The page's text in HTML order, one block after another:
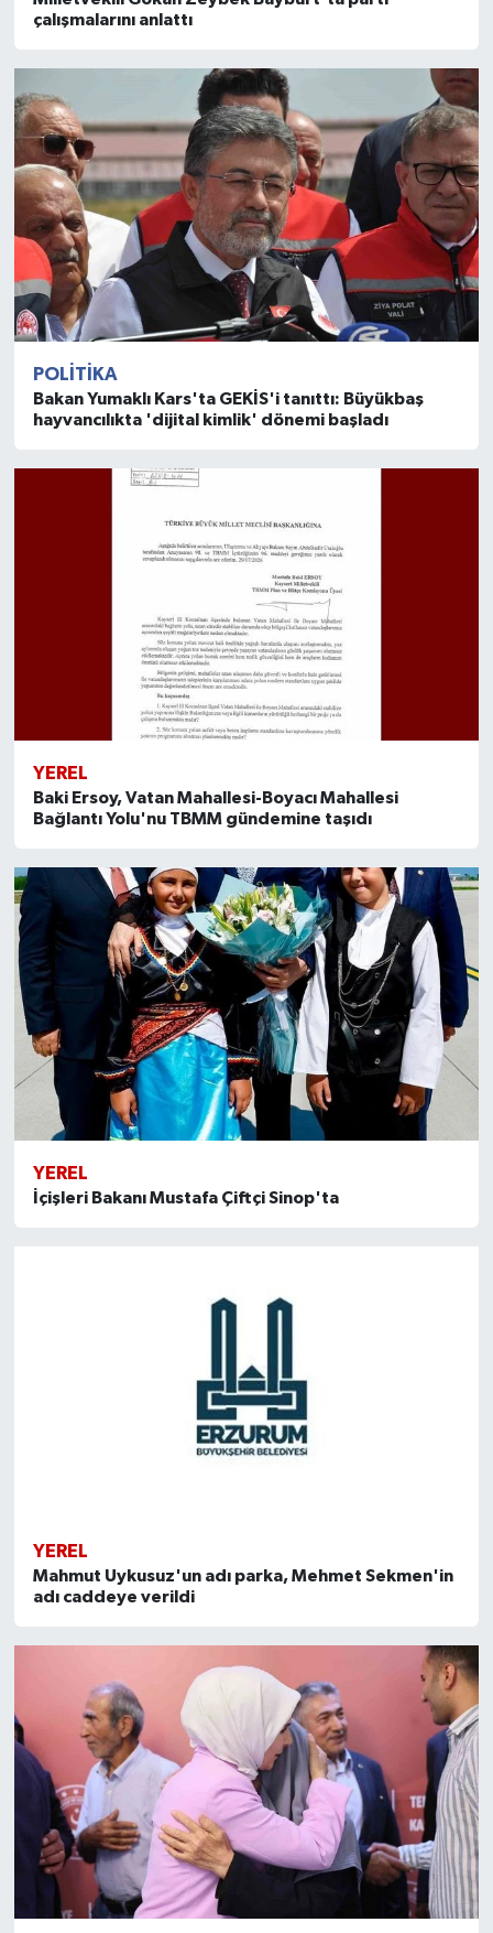
çalışmalarını anlattı
POLITIKA
Bakan Yumaklı Kars'ta GEKİS'i tanıttı: Büyükbaş
hayvancılıkta 'dijital kimlik' dönemi başladı
YEREL
Baki Ersoy, Vatan Mahallesi-Boyacı Mahallesi
Bağlantı Yolu'nu TBMM gündemine taşıdı
YEREL
İçişleri Bakanı Mustafa Çiftçi Sinop'ta
YEREL
Mahmut Uykusuz'un adı parka, Mehmet Sekmen'in
adı caddeye verildi